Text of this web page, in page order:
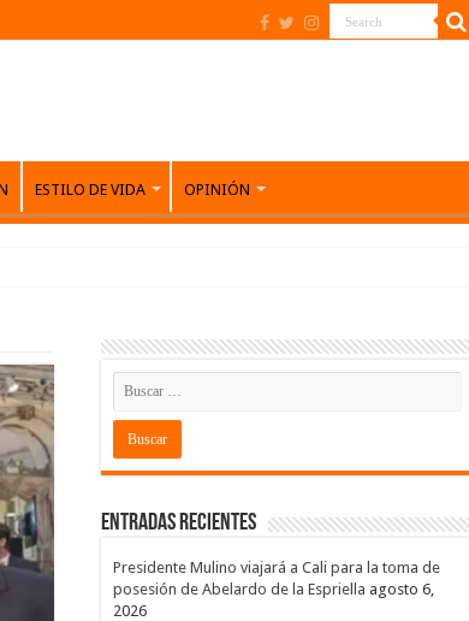
ESTILO DE VIDA OPINIÓN
Entradas recientes
Presidente Mulino viajará a Cali para la toma de
posesión de Abelardo de la Espriella agosto 6,
2026